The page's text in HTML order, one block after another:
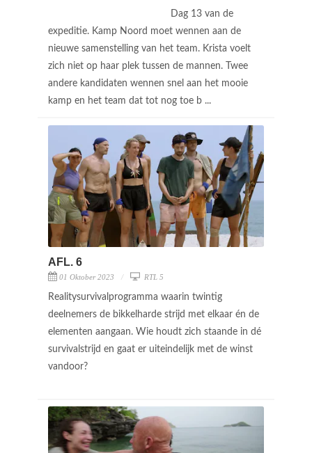
Dag 13 van de
expeditie. Kamp Noord moet wennen aan de
nieuwe samenstelling van het team. Krista voelt
zich niet op haar plek tussen de mannen. Twee
andere kandidaten wennen snel aan het mooie
kamp en het team dat tot nog toe b ...
AFL. 6
01 Oktober 2023 RTL 5
Realitysurvivalprogramma waarin twintig
deelnemers de bikkelharde strijd met elkaar én de
elementen aangaan. Wie houdt zich staande in dé
survivalstrijd en gaat er uiteindelijk met de winst
vandoor?